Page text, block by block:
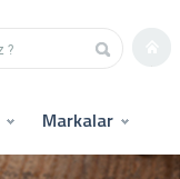
Markalar